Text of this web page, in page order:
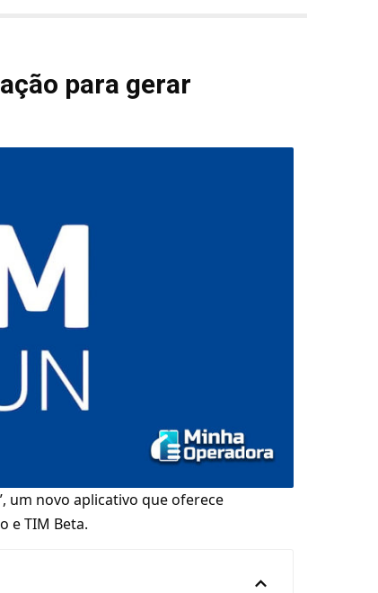
para gerar
um novo aplicativo que oferece
e TIM Beta.